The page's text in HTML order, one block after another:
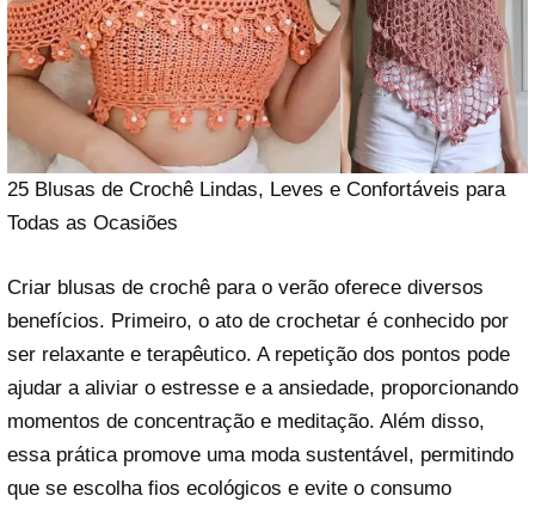
25 Blusas de Crochê Lindas, Leves e Confortáveis para
Todas as Ocasiões
Criar blusas de crochê para o verão oferece diversos
benefícios. Primeiro, o ato de crochetar é conhecido por
ser relaxante e terapêutico. A repetição dos pontos pode
ajudar a aliviar o estresse e a ansiedade, proporcionando
momentos de concentração e meditação. Além disso,
essa prática promove uma moda sustentável, permitindo
que se escolha fios ecológicos e evite o consumo